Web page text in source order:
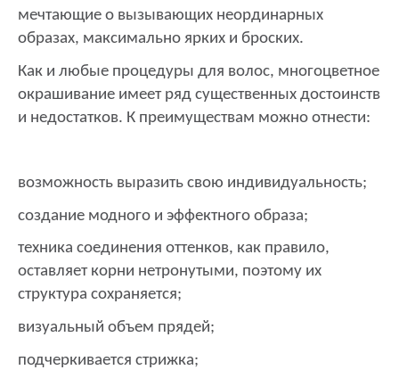
мечтающие о вызывающих неординарных
образах, максимально ярких и броских.
Как и любые процедуры для волос, многоцветное
окрашивание имеет ряд существенных достоинств
и недостатков. К преимуществам можно отнести:
возможность выразить свою индивидуальность;
создание модного и эффектного образа;
техника соединения оттенков, как правило,
оставляет корни нетронутыми, поэтому их
структура сохраняется;
визуальный объем прядей;
подчеркивается стрижка;